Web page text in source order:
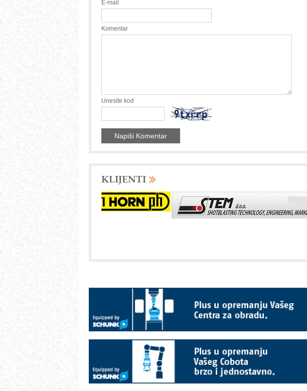
E-mail
Komentar
Unesite kod
KLIJENTI